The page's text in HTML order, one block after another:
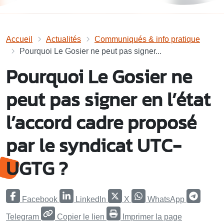
Accueil Actualités
Communiqués & info pratique
Pourquoi Le Gosier ne peut pas signer...
Pourquoi Le Gosier ne
peut pas signer en l’état
l’accord cadre proposé
par le syndicat UTC-
UGTG ?
Facebook LinkedIn X WhatsApp
Telegram Copier le lien Imprimer la page